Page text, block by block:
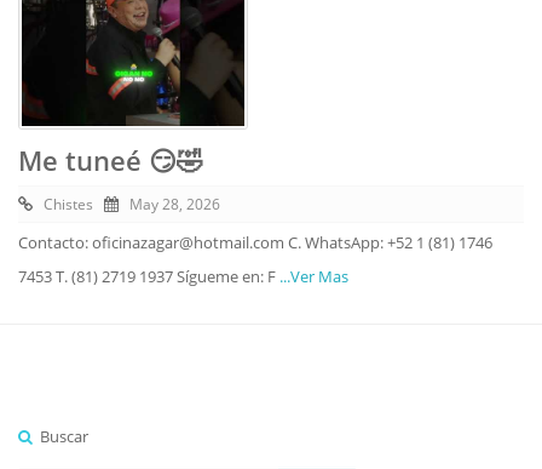
Me tuneé 😏🤣
Chistes May 28, 2026
Contacto: oficinazagar@hotmail.com C. WhatsApp: +52 1 (81) 1746
7453 T. (81) 2719 1937 Sígueme en: F ...Ver Mas
Buscar